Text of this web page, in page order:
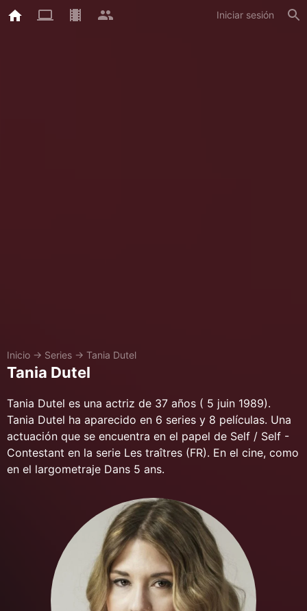
Iniciar sesión
Inicio → Series → Tania Dutel
Tania Dutel
Tania Dutel es una actriz de 37 años ( 5 juin 1989).
Tania Dutel ha aparecido en 6 series y 8 películas. Una
actuación que se encuentra en el papel de Self / Self -
Contestant en la serie Les traîtres (FR). En el cine, como
en el largometraje Dans 5 ans.